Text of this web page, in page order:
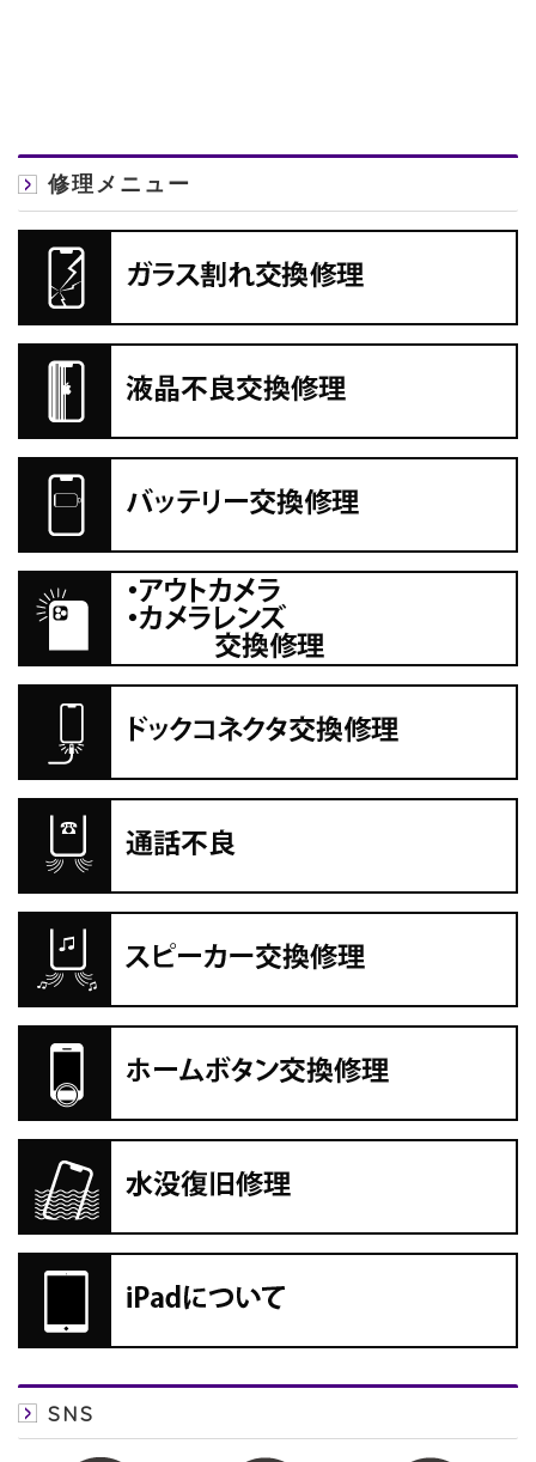
修理メニュー
SNS